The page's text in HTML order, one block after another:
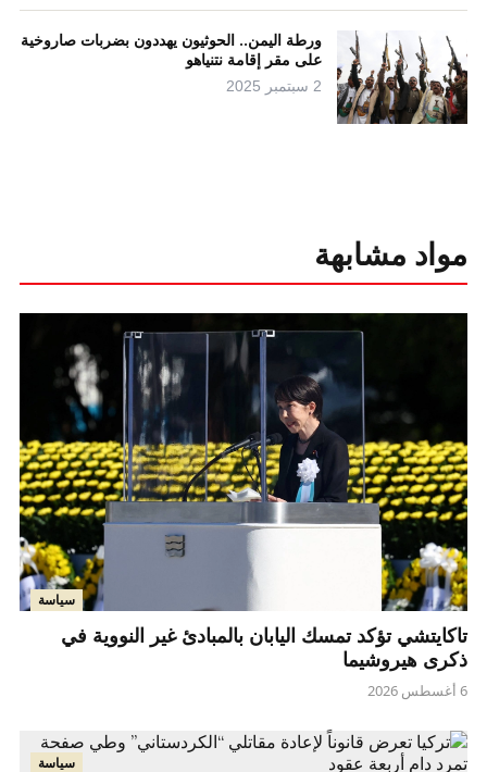
ورطة اليمن.. الحوثيون يهددون بضربات صاروخية
على مقر إقامة نتنياهو
2 سبتمبر 2025
مواد مشابهة
سياسة
تاكايتشي تؤكد تمسك اليابان بالمبادئ غير النووية في
ذكرى هيروشيما
6 أغسطس 2026
سياسة